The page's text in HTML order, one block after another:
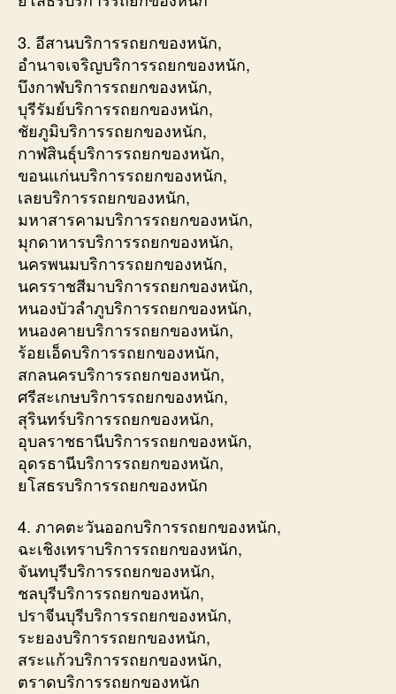
3. อีสานบริการรถยกของหนัก,
อำนาจเจริญบริการรถยกของหนัก,
บึงกาฬบริการรถยกของหนัก,
บุรีรัมย์บริการรถยกของหนัก,
ชัยภูมิบริการรถยกของหนัก,
กาฬสินธุ์บริการรถยกของหนัก,
ขอนแก่นบริการรถยกของหนัก,
เลยบริการรถยกของหนัก,
มหาสารคามบริการรถยกของหนัก,
มุกดาหารบริการรถยกของหนัก,
นครพนมบริการรถยกของหนัก,
นครราชสีมาบริการรถยกของหนัก,
หนองบัวลำภูบริการรถยกของหนัก,
หนองคายบริการรถยกของหนัก,
ร้อยเอ็ดบริการรถยกของหนัก,
สกลนครบริการรถยกของหนัก,
ศรีสะเกษบริการรถยกของหนัก,
สุรินทร์บริการรถยกของหนัก,
อุบลราชธานีบริการรถยกของหนัก,
อุดรธานีบริการรถยกของหนัก,
ยโสธรบริการรถยกของหนัก
4. ภาคตะวันออกบริการรถยกของหนัก,
ฉะเชิงเทราบริการรถยกของหนัก,
จันทบุรีบริการรถยกของหนัก,
ชลบุรีบริการรถยกของหนัก,
ปราจีนบุรีบริการรถยกของหนัก,
ระยองบริการรถยกของหนัก,
สระแก้วบริการรถยกของหนัก,
ตราดบริการรถยกของหนัก